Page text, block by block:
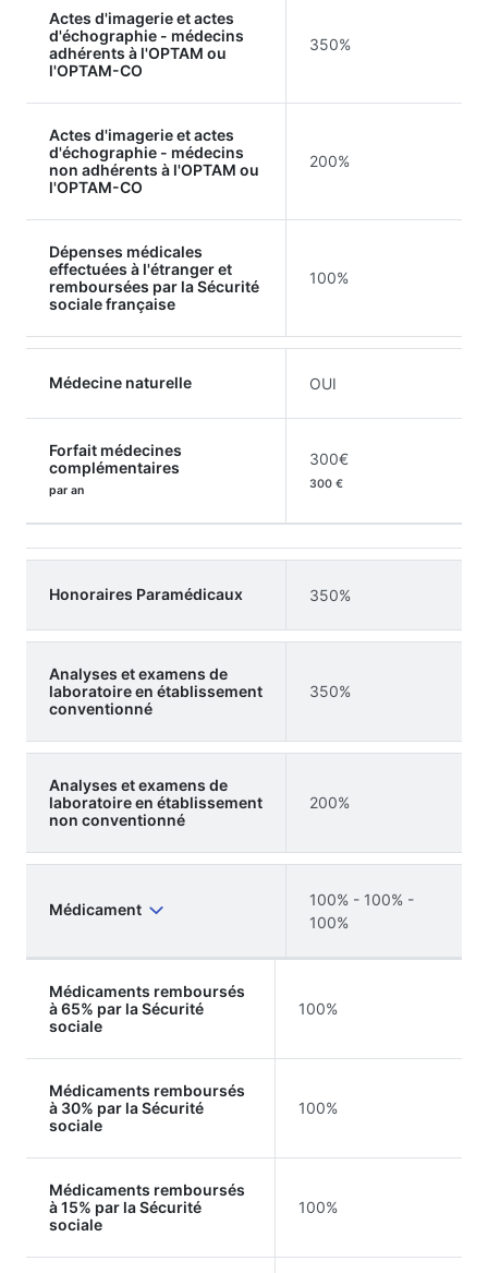
Actes d'imagerie et actes
d'échographie - médecins
adhérents à l'OPTAM ou
l'OPTAM-CO
350%
Actes d'imagerie et actes
d'échographie - médecins
non adhérents à l'OPTAM ou
l'OPTAM-CO
200%
Dépenses médicales
effectuées à l'étranger et
remboursées par la Sécurité
sociale française
100%
Médecine naturelle OUI
Forfait médecines
complémentaires
par an
300€
300 €
Honoraires Paramédicaux 350%
Analyses et examens de
laboratoire en établissement
conventionné
350%
Analyses et examens de
laboratoire en établissement
non conventionné
200%
Médicament
100% - 100% -
100%
Médicaments remboursés
à 65% par la Sécurité
sociale
100%
Médicaments remboursés
à 30% par la Sécurité
sociale
100%
Médicaments remboursés
à 15% par la Sécurité
sociale
100%